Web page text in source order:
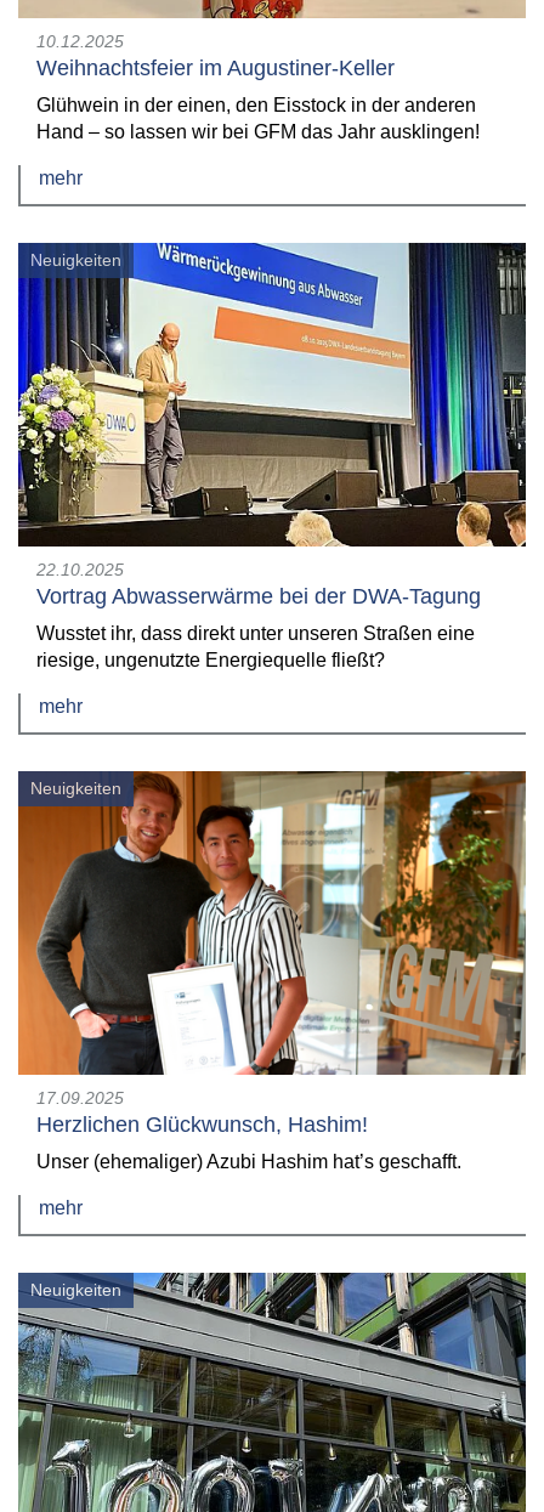
10.12.2025
Weihnachtsfeier im Augustiner-Keller
Glühwein in der einen, den Eisstock in der anderen
Hand – so lassen wir bei GFM das Jahr ausklingen!
mehr
Neuigkeiten
22.10.2025
Vortrag Abwasserwärme bei der DWA-Tagung
Wusstet ihr, dass direkt unter unseren Straßen eine
riesige, ungenutzte Energiequelle fließt?
mehr
Neuigkeiten
17.09.2025
Herzlichen Glückwunsch, Hashim!
Unser (ehemaliger) Azubi Hashim hat’s geschafft.
mehr
Neuigkeiten